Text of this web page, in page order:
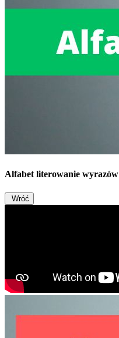
Alfabet literowanie wyrazów
Wróć